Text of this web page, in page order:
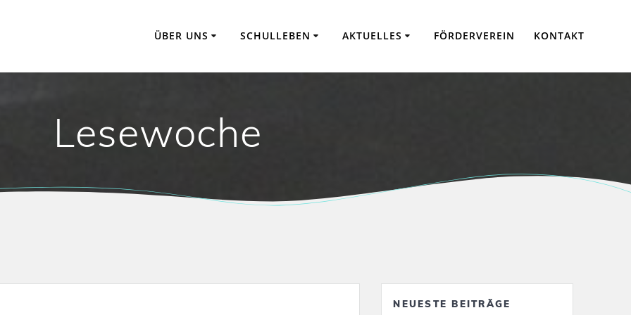
ÜBER UNS SCHULLEBEN AKTUELLES FÖRDERVEREIN KONTAKT
Lesewoche
NEUESTE BEITRÄGE